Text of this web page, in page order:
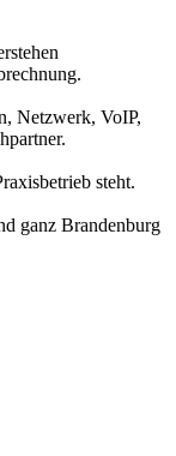
Netzwerk, VoIP,
steht.
ganz Brandenburg